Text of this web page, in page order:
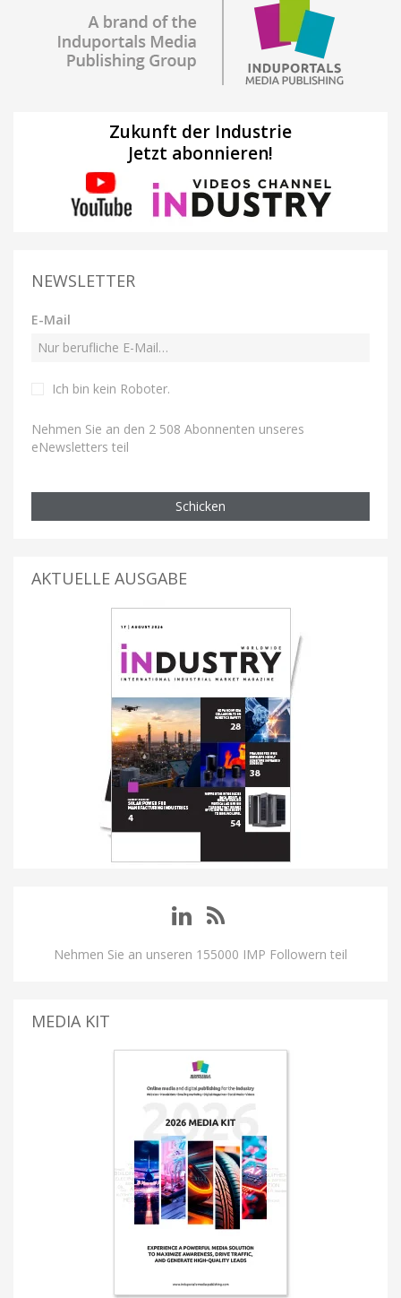
Zukunft der Industrie
Jetzt abonnieren!
NEWSLETTER
E-Mail
Ich bin kein Roboter.
Nehmen Sie an den 2 508 Abonnenten unseres
eNewsletters teil
Schicken
AKTUELLE AUSGABE
Nehmen Sie an unseren 155000 IMP Followern teil
MEDIA KIT